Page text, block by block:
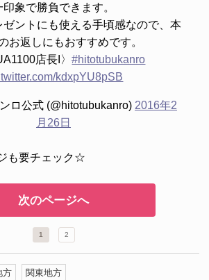
印象で勝負できます。
ントにも使える手頃感なので、本
お返しにもおすすめです。
店長I〉#hitotubukanro
kdxpYU8pSB
ロ公式 (@hitotubukanro) 2016年2
月26日
も要チェック☆
次のページへ
1 2
方 関東地方